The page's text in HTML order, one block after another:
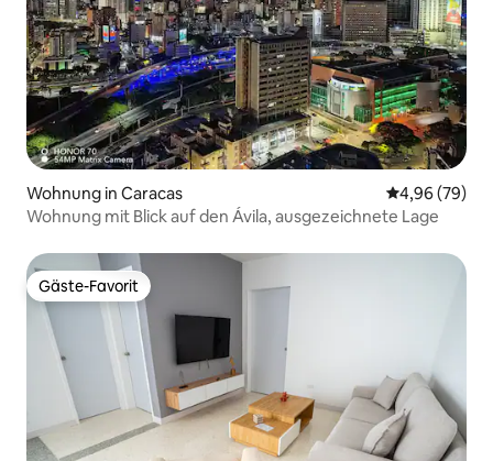
Wohnung in Caracas
4,96 (79)
Wohnung mit Blick auf den Ávila, ausgezeichnete Lage
Gäste-Favorit
Gäste-Favorit